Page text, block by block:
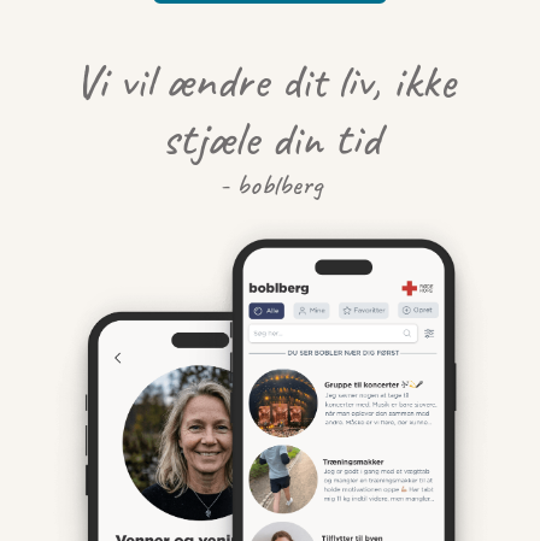
Vi vil ændre dit liv, ikke
stjæle din tid
- boblberg